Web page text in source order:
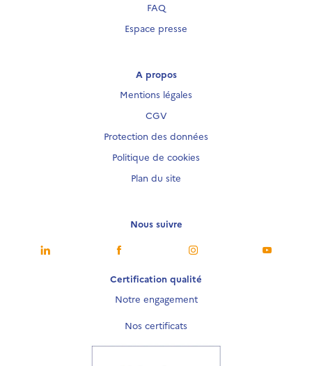
FAQ
Espace presse
A propos
Mentions légales
CGV
Protection des données
Politique de cookies
Plan du site
Nous suivre
Certification qualité
Notre engagement
Nos certificats